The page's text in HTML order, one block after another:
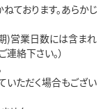
ております。あらかじ
)営業日数には含まれ
絡下さい。）
いただく場合もござい